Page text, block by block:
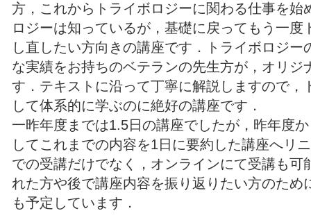
方，これからトライボロジーに関わる仕事を始
ロジーは知っているが，基礎に戻ってもう一度
し直したい方向きの講座です．トライボロジー
な実績をお持ちのベテランの先生方が，オリジ
す．テキストに沿って丁寧に解説しますので，
して体系的に学ぶのに絶好の講座です．
一昨年度までは1.5日の講座でしたが，昨年度
してこれまでの内容を1日に要約した講座へリ
での受講だけでなく，オンラインにて受講も可
れた方や後で講座内容を振り返りたい方のため
も予定しています．